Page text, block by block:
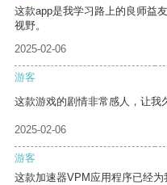
这款app是我学习路上的良师益
视野。
2025-02-06
游客
这款游戏的剧情非常感人，让我
2025-02-06
游客
这款加速器VPM应用程序已经